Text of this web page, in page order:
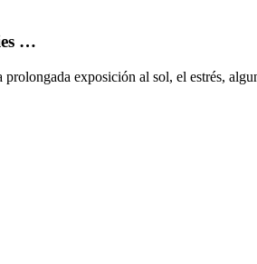
…
exposición al sol, el estrés,